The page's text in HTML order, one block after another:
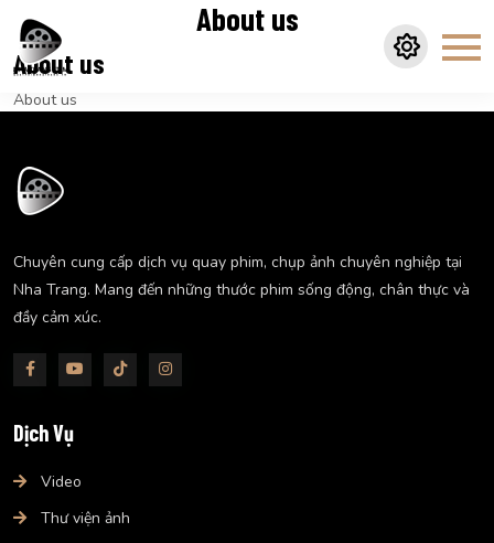
About us
About us
About us
Chuyên cung cấp dịch vụ quay phim, chụp ảnh chuyên nghiệp tại
Nha Trang. Mang đến những thước phim sống động, chân thực và
đầy cảm xúc.
Dịch Vụ
Video
Thư viện ảnh